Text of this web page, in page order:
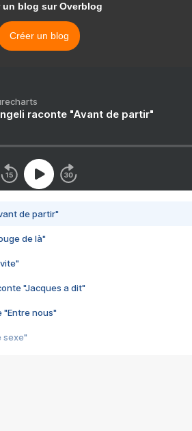
un blog sur Overblog
Créer un blog
raconte "Avant de partir"
de partir"
de là"
"Jacques a dit"
"Entre nous"
sexe"